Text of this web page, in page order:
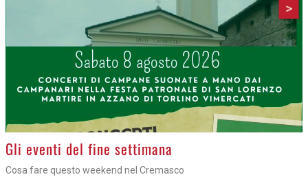
>
Azzano - Cena in piazza
Sagra di San Lorenzo, con don Lorenzo